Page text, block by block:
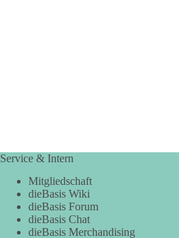
Service & Intern
Mitgliedschaft
dieBasis Wiki
dieBasis Forum
dieBasis Chat
dieBasis Merchandising